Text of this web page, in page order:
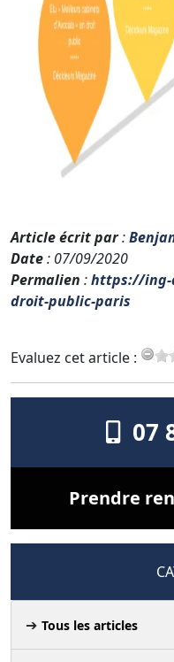
Article écrit par:
Date: 07/09/2020
Permalien :https://ing-
droit-public-paris
Evaluez cet article :
07
Prendre
Tous les articles